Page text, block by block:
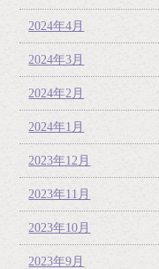
2024年4月
2024年3月
2024年2月
2024年1月
2023年12月
2023年11月
2023年10月
2023年9月